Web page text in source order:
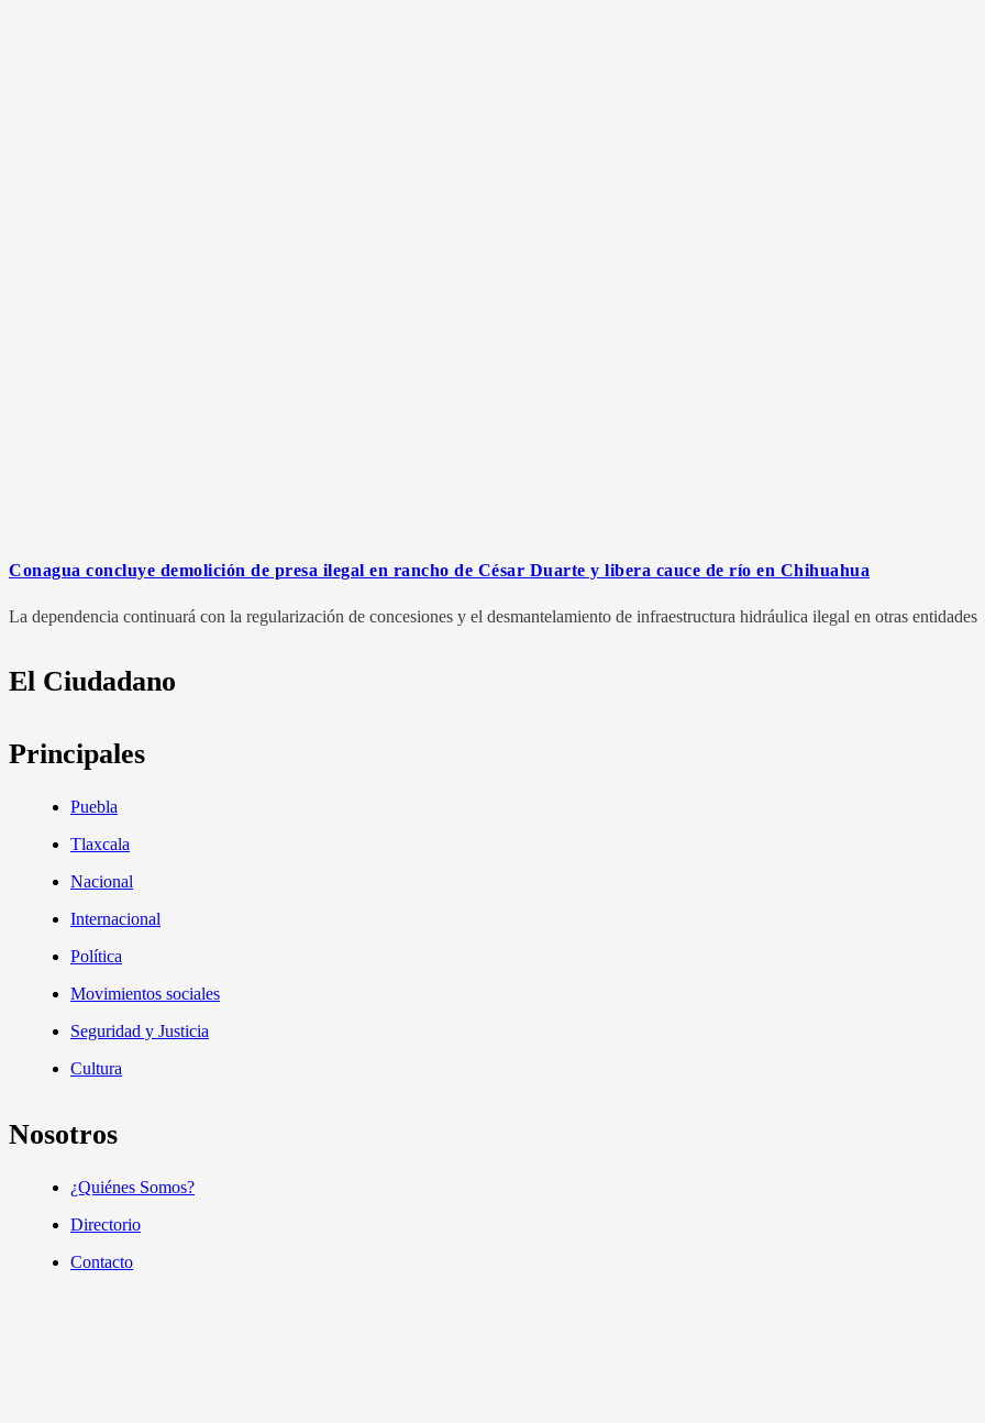
Conagua concluye demolición de presa ilegal en rancho de César Duarte y libera cauce de río en Chihuahua
La dependencia continuará con la regularización de concesiones y el desmantelamiento de infraestructura hidráulica ilegal en otras entidades
El Ciudadano
Principales
Puebla
Tlaxcala
Nacional
Internacional
Política
Movimientos sociales
Seguridad y Justicia
Cultura
Nosotros
¿Quiénes Somos?
Directorio
Contacto